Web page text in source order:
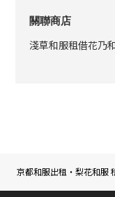
關聯商店
淺草和服租借花乃
京都和服出租・梨花和服